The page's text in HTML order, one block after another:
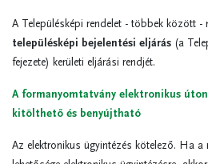
A Településképi rendelet - többek között -
településképi bejelentési eljárás (a
fejezete) kerületi eljárási rendjét.
A formanyomtatvány elektronikus
kitölthető és benyújtható
Az elektronikus ügyintézés kötelező. Ha a